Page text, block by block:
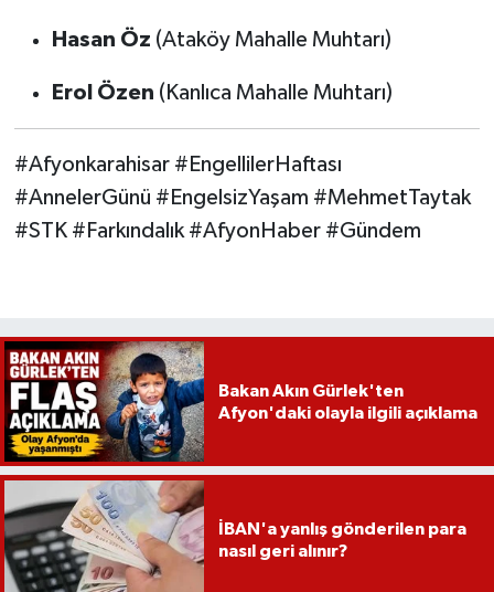
Hasan Öz (Ataköy Mahalle Muhtarı)
Erol Özen (Kanlıca Mahalle Muhtarı)
#Afyonkarahisar #EngellilerHaftası
#AnnelerGünü #EngelsizYaşam #MehmetTaytak
#STK #Farkındalık #AfyonHaber #Gündem
Bakan Akın Gürlek'ten
Afyon'daki olayla ilgili açıklama
İBAN'a yanlış gönderilen para
nasıl geri alınır?